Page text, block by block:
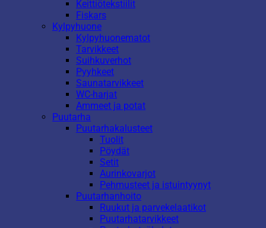
Keittiötekstiilit
Fiskars
Kylpyhuone
Kylpyhuonematot
Tarvikkeet
Suihkuverhot
Pyyhkeet
Saunatarvikkeet
WC-harjat
Ammeet ja potat
Puutarha
Puutarhakalusteet
Tuolit
Pöydät
Setit
Aurinkovarjot
Pehmusteet ja istuintyynyt
Puutarhanhoito
Ruukut ja parvekelaatikot
Puutarhatarvikkeet